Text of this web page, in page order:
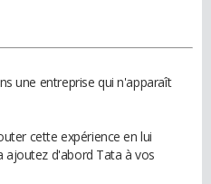
une entreprise qui n'apparaît
cette expérience en lui
ajoutez d'abord Tata à vos